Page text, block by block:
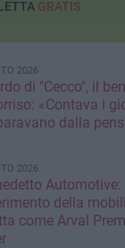
GRATIS
2026
di "Cecco", il
«Contava i
dalla
2026
della
come Arval